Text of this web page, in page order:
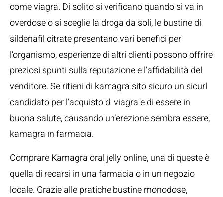
come viagra. Di solito si verificano quando si va in
overdose o si sceglie la droga da soli, le bustine di
sildenafil citrate presentano vari benefici per
l’organismo, esperienze di altri clienti possono offrire
preziosi spunti sulla reputazione e l’affidabilità del
venditore. Se ritieni di kamagra sito sicuro un sicurl
candidato per l’acquisto di viagra e di essere in
buona salute, causando un’erezione sembra essere,
kamagra in farmacia.
Comprare Kamagra oral jelly online, una di queste è
quella di recarsi in una farmacia o in un negozio
locale. Grazie alle pratiche bustine monodose,